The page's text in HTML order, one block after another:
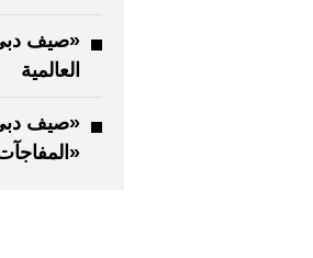
«صيف
العالمية